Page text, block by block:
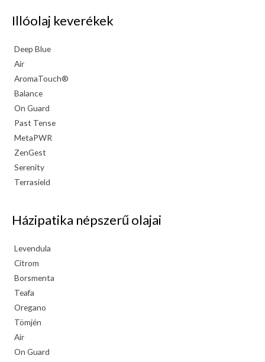
Illóolaj keverékek
Deep Blue
Air
AromaTouch®
Balance
On Guard
Past Tense
MetaPWR
ZenGest
Serenity
Terrasield
Házipatika népszerű olajai
Levendula
Citrom
Borsmenta
Teafa
Oregano
Tömjén
Air
On Guard